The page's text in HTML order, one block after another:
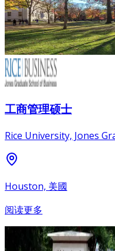
工商管理硕士
Rice University, Jones
Houston, 美國
阅读更多